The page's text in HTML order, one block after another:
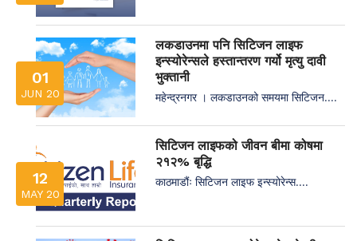
01
JUN 20
लकडाउनमा पनि सिटिजन लाइफ
इन्स्योरेन्सले हस्तान्तरण गर्यो मृत्यु दावी
भुक्तानी
महेन्द्रनगर । लकडाउनको समयमा सिटिजन....
12
MAY 20
सिटिजन लाइफको जीवन बीमा कोषमा
२१२% बृद्धि
काठमाडौंः सिटिजन लाइफ इन्स्योरेन्स....